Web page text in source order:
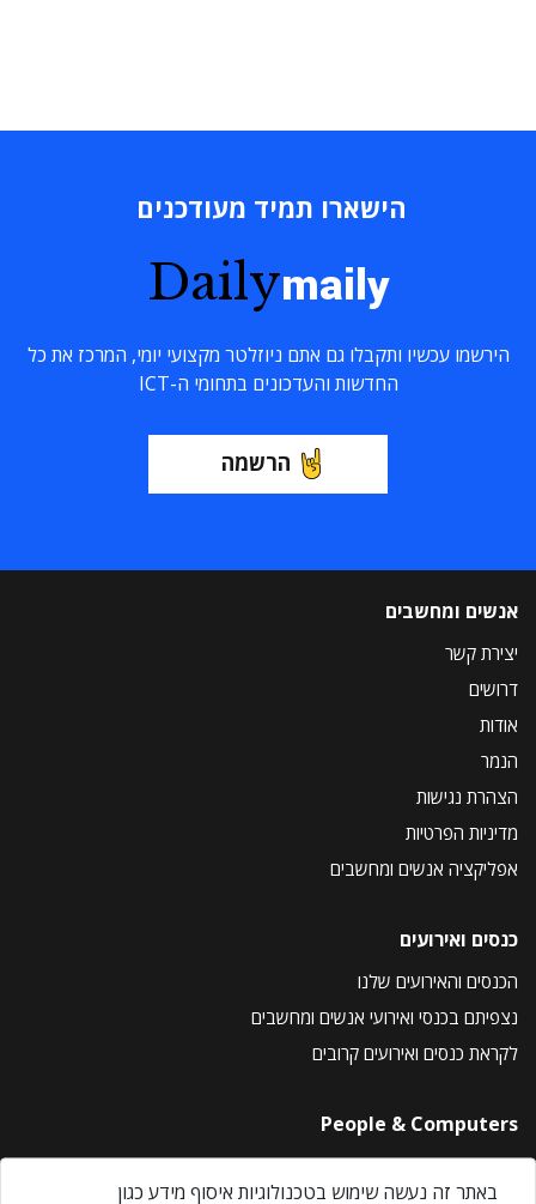
הישארו תמיד מעודכנים
Dailymaily
הירשמו עכשיו ותקבלו גם אתם ניוזלטר מקצועי יומי, המרכז את כל
החדשות והעדכונים בתחומי ה-ICT
הרשמה
אנשים ומחשבים
יצירת קשר
דרושים
אודות
הנמר
הצהרת נגישות
מדיניות הפרטיות
אפליקציה אנשים ומחשבים
כנסים ואירועים
הכנסים והאירועים שלנו
נצפיתם בכנסי ואירועי אנשים ומחשבים
לקראת כנסים ואירועים קרובים
People & Computers
About Us
באתר זה נעשה שימוש בטכנולוגיות איסוף מידע כגון